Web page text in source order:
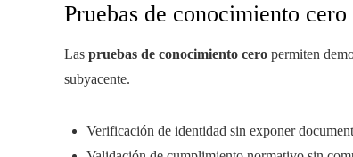
Pruebas de conocimiento
Las pruebas de conocimiento cero permiten
subyacente.
Verificación de identidad sin exponer